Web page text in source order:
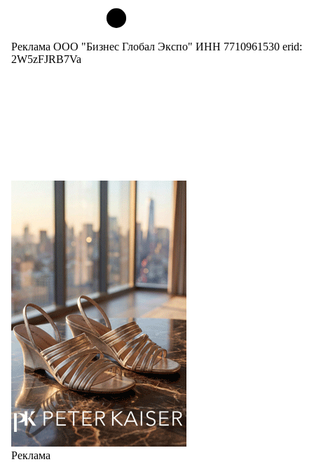
Реклама ООО "Бизнес Глобал Экспо" ИНН 7710961530 erid:
2W5zFJRB7Va
Реклама